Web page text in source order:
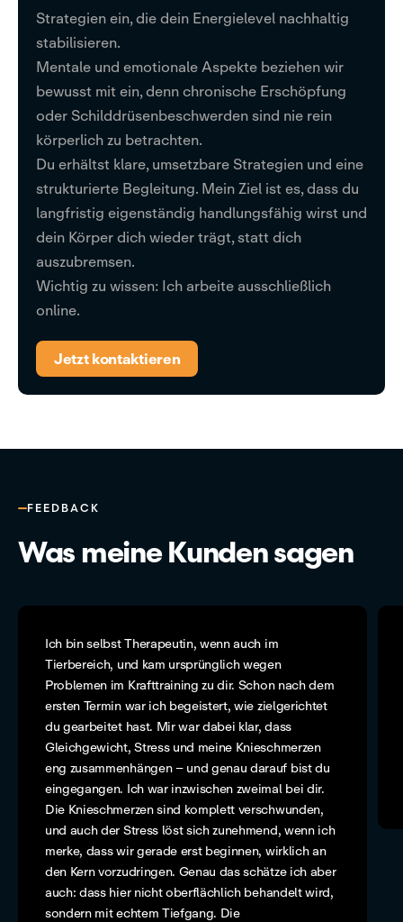
Strategien ein, die dein Energielevel nachhaltig
stabilisieren.
Mentale und emotionale Aspekte beziehen wir
bewusst mit ein, denn chronische Erschöpfung
oder Schilddrüsenbeschwerden sind nie rein
körperlich zu betrachten.
Du erhältst klare, umsetzbare Strategien und eine
strukturierte Begleitung. Mein Ziel ist es, dass du
langfristig eigenständig handlungsfähig wirst und
dein Körper dich wieder trägt, statt dich
auszubremsen.
Wichtig zu wissen: Ich arbeite ausschließlich
online.
Jetzt kontaktieren
FEEDBACK
Was meine Kunden sagen
Ich bin selbst Therapeutin, wenn auch im
Tierbereich, und kam ursprünglich wegen
Problemen im Krafttraining zu dir. Schon nach dem
ersten Termin war ich begeistert, wie zielgerichtet
du gearbeitet hast. Mir war dabei klar, dass
Gleichgewicht, Stress und meine Knieschmerzen
eng zusammenhängen – und genau darauf bist du
eingegangen. Ich war inzwischen zweimal bei dir.
Die Knieschmerzen sind komplett verschwunden,
und auch der Stress löst sich zunehmend, wenn ich
merke, dass wir gerade erst beginnen, wirklich an
den Kern vorzudringen. Genau das schätze ich aber
auch: dass hier nicht oberflächlich behandelt wird,
sondern mit echtem Tiefgang. Die